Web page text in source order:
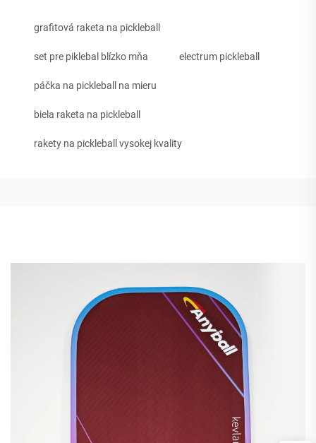
grafitová raketa na pickleball
set pre piklebal blízko mňa electrum pickleball
páčka na pickleball na mieru
biela raketa na pickleball
rakety na pickleball vysokej kvality